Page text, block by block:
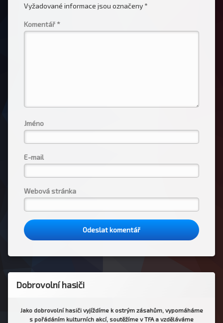
Vyžadované informace jsou označeny *
Komentář*
Jméno
E-mail
Webová stránka
Dobrovolní hasiči
Jako dobrovolní hasiči vyjíždíme k ostrým zásahům, vypomáháme
s pořádáním kulturních akcí, soutěžíme v TFA a vzděláváme